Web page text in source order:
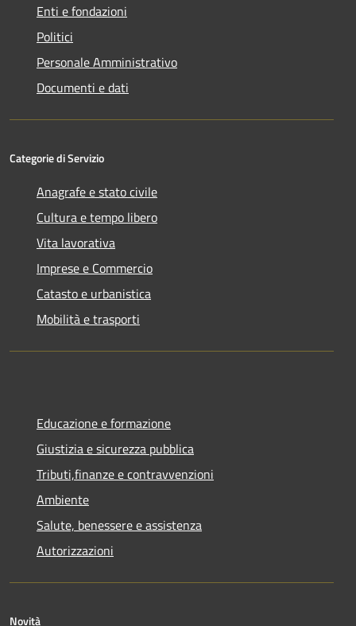
Enti e fondazioni
Politici
Personale Amministrativo
Documenti e dati
Categorie di Servizio
Anagrafe e stato civile
Cultura e tempo libero
Vita lavorativa
Imprese e Commercio
Catasto e urbanistica
Mobilità e trasporti
Educazione e formazione
Giustizia e sicurezza pubblica
Tributi,finanze e contravvenzioni
Ambiente
Salute, benessere e assistenza
Autorizzazioni
Novità